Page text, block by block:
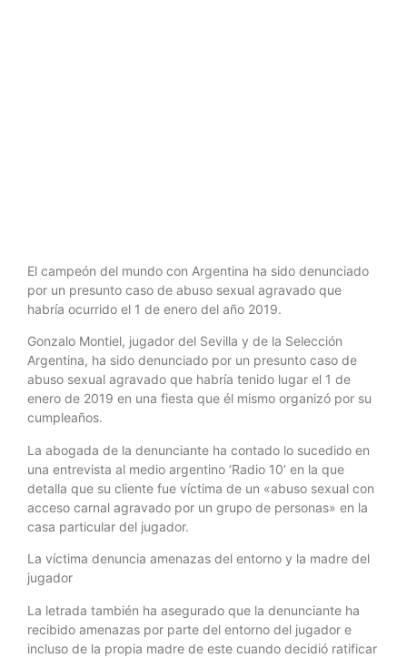
El campeón del mundo con Argentina ha sido denunciado
por un presunto caso de abuso sexual agravado que
habría ocurrido el 1 de enero del año 2019.
Gonzalo Montiel, jugador del Sevilla y de la Selección
Argentina, ha sido denunciado por un presunto caso de
abuso sexual agravado que habría tenido lugar el 1 de
enero de 2019 en una fiesta que él mismo organizó por su
cumpleaños.
La abogada de la denunciante ha contado lo sucedido en
una entrevista al medio argentino ‘Radio 10’ en la que
detalla que su cliente fue víctima de un «abuso sexual con
acceso carnal agravado por un grupo de personas» en la
casa particular del jugador.
La víctima denuncia amenazas del entorno y la madre del
jugador
La letrada también ha asegurado que la denunciante ha
recibido amenazas por parte del entorno del jugador e
incluso de la propia madre de este cuando decidió ratificar